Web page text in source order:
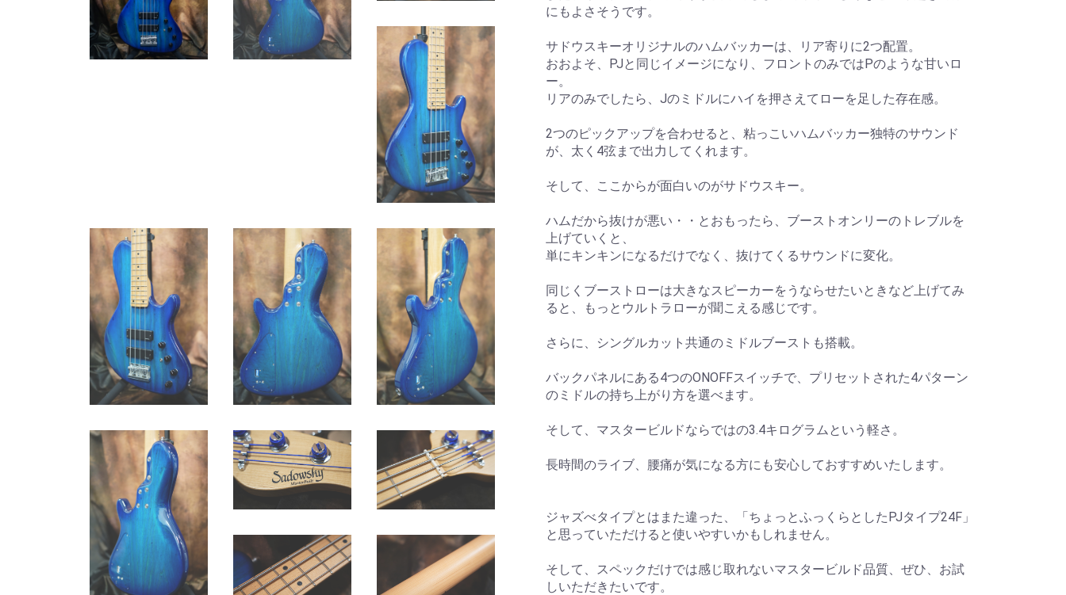
にもよさそうです。
サドウスキーオリジナルのハムバッカーは、リア寄りに2つ配置。
おおよそ、PJと同じイメージになり、フロントのみではPのような甘いロ
ー。
リアのみでしたら、Jのミドルにハイを押さえてローを足した存在感。
2つのピックアップを合わせると、粘っこいハムバッカー独特のサウンド
が、太く4弦まで出力してくれます。
そして、ここからが面白いのがサドウスキー。
ハムだから抜けが悪い・・とおもったら、ブーストオンリーのトレブルを
上げていくと、
単にキンキンになるだけでなく、抜けてくるサウンドに変化。
同じくブーストローは大きなスピーカーをうならせたいときなど上げてみ
ると、もっとウルトラローが聞こえる感じです。
さらに、シングルカット共通のミドルブーストも搭載。
バックパネルにある4つのONOFFスイッチで、プリセットされた4パターン
のミドルの持ち上がり方を選べます。
そして、マスタービルドならではの3.4キログラムという軽さ。
長時間のライブ、腰痛が気になる方にも安心しておすすめいたします。
ジャズべタイプとはまた違った、「ちょっとふっくらとしたPJタイプ24F」
と思っていただけると使いやすいかもしれません。
そして、スペックだけでは感じ取れないマスタービルド品質、ぜひ、お試
しいただきたいです。